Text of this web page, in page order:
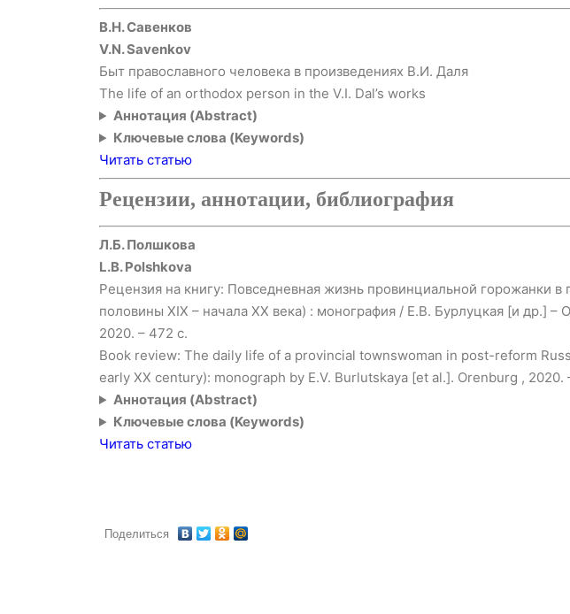
В.Н. Савенков
V.N. Savenkov
Быт православного человека в произведениях В.И. Даля
The life of an orthodox person in the V.I. Dal’s works
Аннотация (Abstract)
Ключевые слова (Keywords)
Читать статью
Рецензии, аннотации, библиография
Л.Б. Полшкова
L.B. Polshkova
Рецензия на книгу: Повседневная жизнь провинциальной горожанки
половины XIX – начала XX века) : монография / Е.В. Бурлуцкая [и др.]
2020. – 472 с.
Book review: The daily life of a provincial townswoman in post-reform
early XX century): monograph by E.V. Burlutskaya [et al.]. Orenburg , 2020.
Аннотация (Abstract)
Ключевые слова (Keywords)
Читать статью
Поделиться